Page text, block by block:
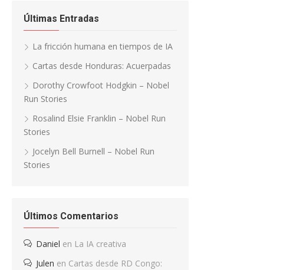
Últimas Entradas
La fricción humana en tiempos de IA
Cartas desde Honduras: Acuerpadas
Dorothy Crowfoot Hodgkin – Nobel
Run Stories
Rosalind Elsie Franklin – Nobel Run
Stories
Jocelyn Bell Burnell – Nobel Run
Stories
Últimos Comentarios
Daniel en La IA creativa
Julen en Cartas desde RD Congo: